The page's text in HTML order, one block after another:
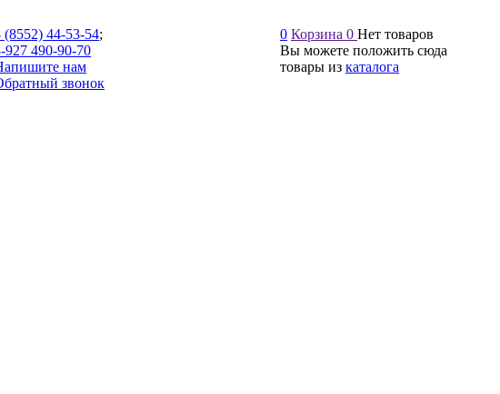
(8552) 44-53-54;
927 490-90-70
нам
звонок
0 Корзина 0 Нет товаров
Вы можете положить сюда
товары из каталога